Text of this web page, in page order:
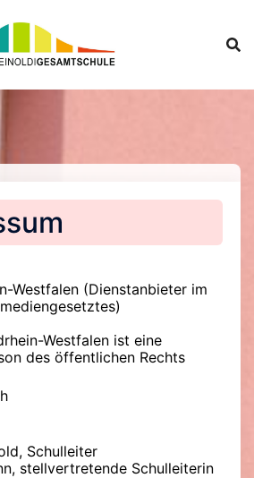
Westfalen (Dienstanbieter im
Westfalen ist eine
des öffentlichen Rechts
Schulleiter
stellvertretende Schulleiterin